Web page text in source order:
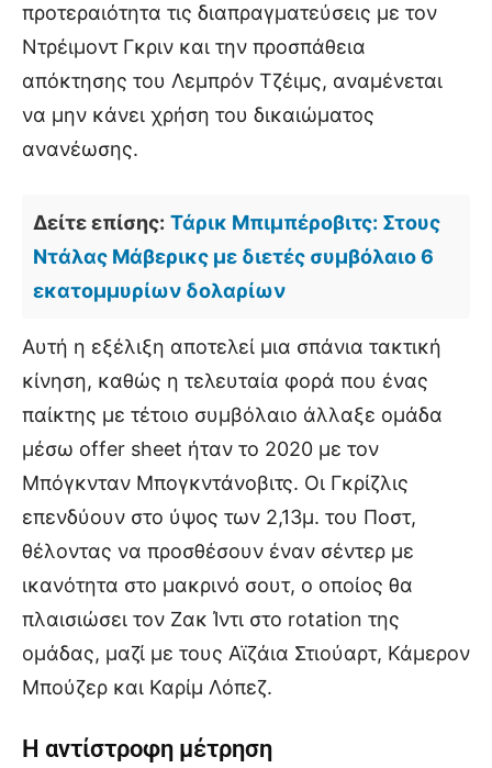
προτεραιότητα τις διαπραγματεύσεις με τον
Ντρέιμοντ Γκριν και την προσπάθεια
απόκτησης του Λεμπρόν Τζέιμς, αναμένεται
να μην κάνει χρήση του δικαιώματος
ανανέωσης.
Δείτε επίσης: Τάρικ Μπιμπέροβιτς: Στους
Ντάλας Μάβερικς με διετές συμβόλαιο 6
εκατομμυρίων δολαρίων
Αυτή η εξέλιξη αποτελεί μια σπάνια τακτική
κίνηση, καθώς η τελευταία φορά που ένας
παίκτης με τέτοιο συμβόλαιο άλλαξε ομάδα
μέσω offer sheet ήταν το 2020 με τον
Μπόγκνταν Μπογκντάνοβιτς. Οι Γκρίζλις
επενδύουν στο ύψος των 2,13μ. του Ποστ,
θέλοντας να προσθέσουν έναν σέντερ με
ικανότητα στο μακρινό σουτ, ο οποίος θα
πλαισιώσει τον Ζακ Ίντι στο rotation της
ομάδας, μαζί με τους Αϊζάια Στιούαρτ, Κάμερον
Μπούζερ και Καρίμ Λόπεζ.
Η αντίστροφη μέτρηση